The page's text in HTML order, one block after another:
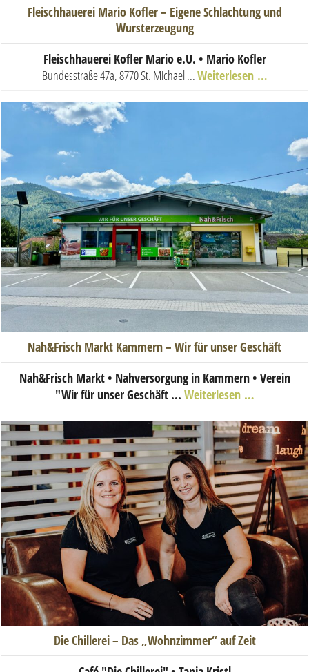
Fleischhauerei Mario Kofler – Eigene Schlachtung und
Wursterzeugung
Fleischhauerei Kofler Mario e.U. • Mario Kofler
Bundesstraße 47a, 8770 St. Michael...Weiterlesen …
Nah&Frisch Markt Kammern – Wir für unser Geschäft
Nah&Frisch Markt • Nahversorgung in Kammern • Verein
"Wir für unser Geschäft ... Weiterlesen …
Die Chillerei – Das „Wohnzimmer“ auf Zeit